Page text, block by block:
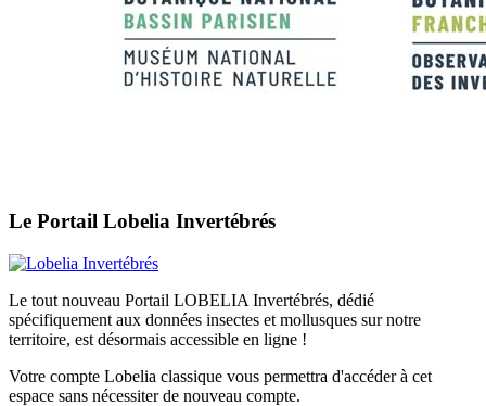
Le Portail Lobelia Invertébrés
Le tout nouveau Portail LOBELIA Invertébrés, dédié
spécifiquement aux données insectes et mollusques sur notre
territoire, est désormais accessible en ligne !
Votre compte Lobelia classique vous permettra d'accéder à cet
espace sans nécessiter de nouveau compte.